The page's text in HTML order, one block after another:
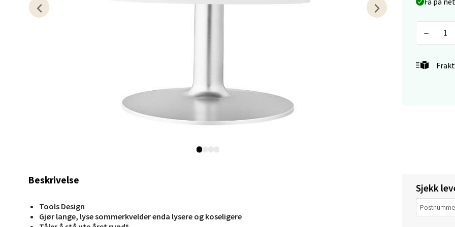
Beskrivelse
Tools Design
Gjør lange, lyse sommerkvelder enda lysere og koseligere
Sjekk
Stavanger og Sandnes - Kilden Senter
Gartnerveien 16, 4016 Stavanger
Åpent i dag 10-20
Åpent i dag 10-21